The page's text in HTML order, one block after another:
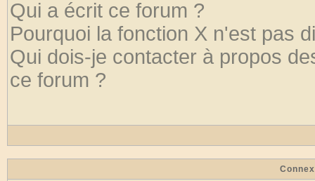
Qui a écrit ce forum ?
Pourquoi la fonction X n'est pas
Qui dois-je contacter à propos
ce forum ?